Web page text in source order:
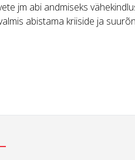
jm abi andmiseks
abistama kriiside ja